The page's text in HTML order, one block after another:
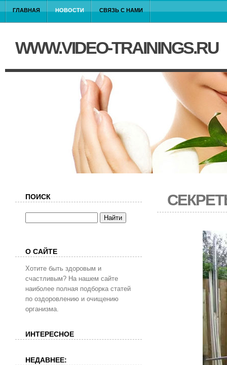
ГЛАВНАЯ НОВОСТИ СВЯЗЬ С НАМИ
WWW.VIDEO-TRAININGS.RU
ПОИСК
О САЙТЕ
Хотите быть здоровым и
счастливым? На нашем сайте
наиболее полная подборка статей
по оздоровлению и очищению
организма.
ИНТЕРЕСНОЕ
НЕДАВНЕЕ: